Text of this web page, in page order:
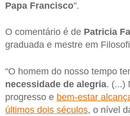
Papa Francisco".
O comentário é de Patricia
graduada e mestre em
"O homem do nosso tempo
necessidade de alegria. (...)
progresso e bem-estar
últimos dois séculos, o nível